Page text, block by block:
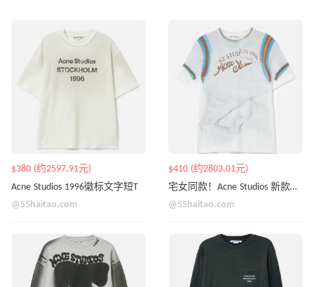
$380 (约2597.91元)
Acne Studios 1996徽标文字短T
@55haitao.com
$410 (约2803.01元)
宅女同款！Acne Studios 新款复古做旧款1996 T恤
@55haitao.com